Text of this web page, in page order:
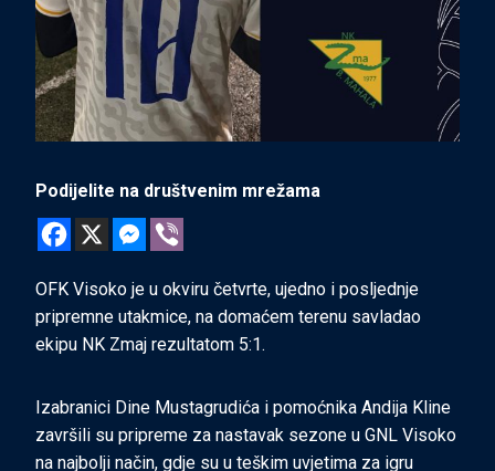
Podijelite na društvenim mrežama
OFK Visoko je u okviru četvrte, ujedno i posljednje
pripremne utakmice, na domaćem terenu savladao
ekipu NK Zmaj rezultatom 5:1.
Izabranici Dine Mustagrudića i pomoćnika Andija Kline
završili su pripreme za nastavak sezone u GNL Visoko
na najbolji način, gdje su u teškim uvjetima za igru